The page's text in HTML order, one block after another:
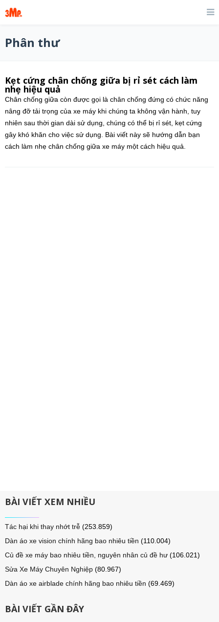
Phân thư
Kẹt cứng chân chống giữa bị rỉ sét cách làm
nhẹ hiệu quả
Chân chống giữa còn được gọi là chân chống đứng có chức năng
nâng đỡ tải trọng của xe máy khi chúng ta không vận hành, tuy
nhiên sau thời gian dài sử dụng, chúng có thể bị rỉ sét, kẹt cứng
gây khó khăn cho việc sử dụng. Bài viết này sẽ hướng dẫn bạn
cách làm nhẹ chân chống giữa xe máy một cách hiệu quả.
BÀI VIẾT XEM NHIỀU
Tác hại khi thay nhớt trễ (253.859)
Dàn áo xe vision chính hãng bao nhiêu tiền (110.004)
Củ đề xe máy bao nhiêu tiền, nguyên nhân củ đề hư (106.021)
Sửa Xe Máy Chuyên Nghiệp (80.967)
Dàn áo xe airblade chính hãng bao nhiêu tiền (69.469)
BÀI VIẾT GẦN ĐÂY